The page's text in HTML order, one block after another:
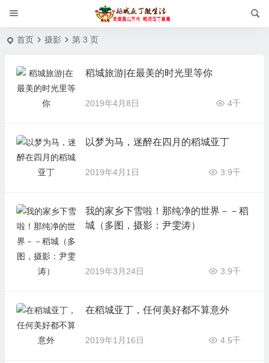
首页 摄影 第 3 页
稻城旅游|在最美的时光里等你
2019年4月8日 4千
以梦为马，迷醉在四月的稻城亚丁
2019年4月1日 3.9千
我的家乡下雪啦！那纯净的世界－－稻
城（多图，摄影：尹雯涛）
2019年3月24日 3.9千
在稻城亚丁，任何美好都不算意外
2019年1月16日 4.5千